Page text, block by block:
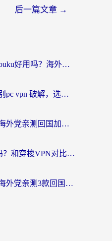
后一篇文章 →
ChickCN和Unblock Youku好用吗？海外党亲测3款回国加速器，附iOS免费选择指南
海外党避坑指南：告别pc vpn 破解，选对回国加速器轻松访问国内资源
穿梭和海龟哪个好？海外党亲测回国加速器，附电脑免费VPN推荐
Quickback VPN好用吗？和穿梭VPN对比哪个回国效果更好？海外党必看的真实测评与选择指南
穿梭和快喵好用吗？海外党亲测3款回国加速器，附日本回国VPN避坑指南